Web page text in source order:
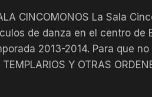
CINCOMONOS La Sala
de danza en el centro de
2013-2014. Para que
Y OTRAS